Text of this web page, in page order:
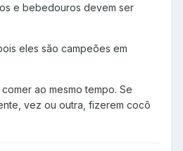
e bebedouros devem ser
eles são campeões em
ao mesmo tempo. Se
vez ou outra, fizerem cocô